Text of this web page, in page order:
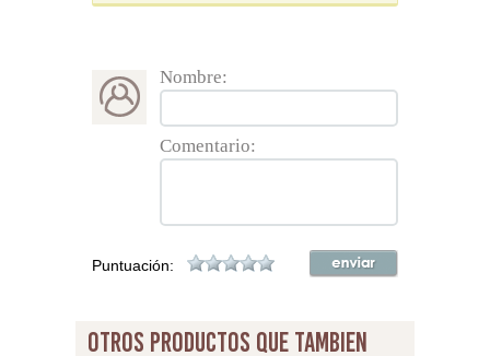
Nombre:
Comentario:
Puntuación:
otros productos que tambien